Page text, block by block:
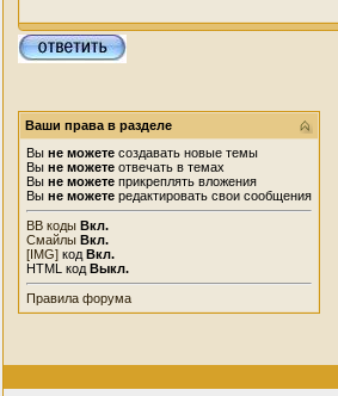
Ваши права в разделе
Вы не можете создавать новые темы
Вы не можете отвечать в темах
Вы не можете прикреплять вложения
Вы не можете редактировать свои сообщения
BB коды Вкл.
Смайлы Вкл.
[IMG] код Вкл.
HTML код Выкл.
Правила форума